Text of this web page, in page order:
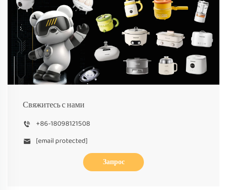
Свяжитесь с нами
+86-18098121508
[email protected]
Запрос